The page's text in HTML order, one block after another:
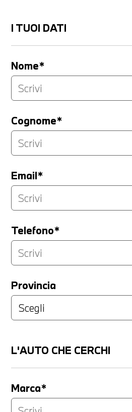
I TUOI DATI
Nome*
Cognome*
Email*
Telefono*
Provincia
L'AUTO CHE CERCHI
Marca*